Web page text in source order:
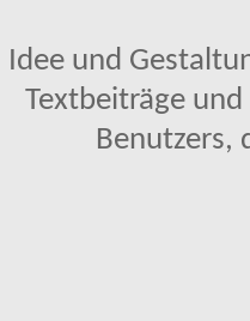
Idee und
Textbeiträge
Benutzers,